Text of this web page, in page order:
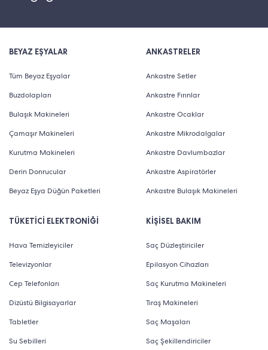
BEYAZ EŞYALAR
Tüm Beyaz Eşyalar
Buzdolapları
Bulaşık Makineleri
Çamaşır Makineleri
Kurutma Makineleri
Derin Donrucular
Beyaz Eşya Düğün Paketleri
TÜKETİCİ ELEKTRONİĞİ
Hava Temizleyiciler
Televizyonlar
Cep Telefonları
Dizüstü Bilgisayarlar
Tabletler
Su Sebilleri
ANKASTRELER
Ankastre Setler
Ankastre Fırınlar
Ankastre Ocaklar
Ankastre Mikrodalgalar
Ankastre Davlumbazlar
Ankastre Aspiratörler
Ankastre Bulaşık Makineleri
KİŞİSEL BAKIM
Saç Düzleştiriciler
Epilasyon Cihazları
Saç Kurutma Makineleri
Tıraş Makineleri
Saç Maşaları
Saç Şekillendiriciler